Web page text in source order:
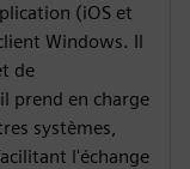
(iOS et
Windows. Il
de
prend en charge
systèmes,
l'échange